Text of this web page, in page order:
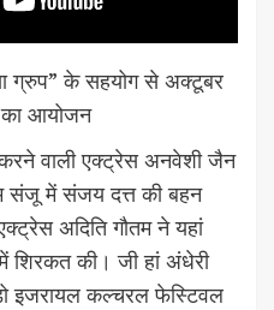
ग्रुप” के सहयोग से अक्टूबर
का आयोजन
करने वाली एक्ट्रेस अनवेशी जैन
संजू में संजय दत्त की बहन
अदिति गौतम ने यहां
शिरकत की। जी हां अंधेरी
इजरायल कल्चरल फेस्टिवल